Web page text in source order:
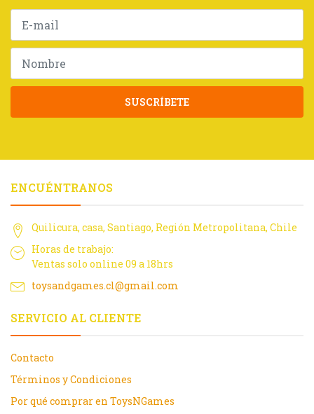
SUSCRÍBETE
ENCUÉNTRANOS
Quilicura, casa, Santiago, Región Metropolitana, Chile
Horas de trabajo:
Ventas solo online 09 a 18hrs
toysandgames.cl@gmail.com
SERVICIO AL CLIENTE
Contacto
Términos y Condiciones
Por qué comprar en ToysNGames